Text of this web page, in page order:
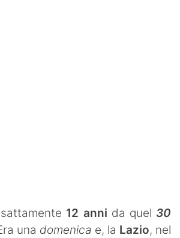
12 anni da quel 30
una domenica e, la Lazio, nel